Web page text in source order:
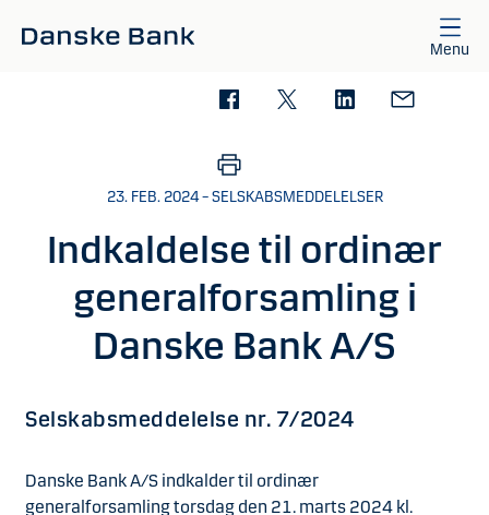
Menu
23. FEB. 2024 – SELSKABSMEDDELELSER
Indkaldelse til ordinær
generalforsamling i
Danske Bank A/S
Selskabsmeddelelse nr. 7/2024
Danske Bank A/S indkalder til ordinær
generalforsamling torsdag den 21. marts 2024 kl.